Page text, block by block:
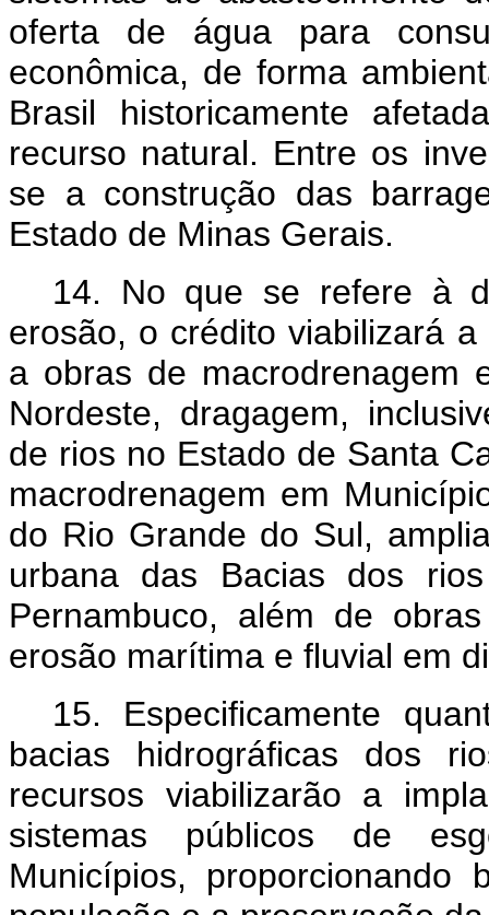
oferta de água para
econômica, de forma
Brasil historicamente
recurso natural. Entre os
se a construção das
Estado de Minas Gerais.
14. No que se refere à
erosão, o crédito viabilizará
a obras de macrodrenagem
Nordeste, dragagem,
de rios no Estado de Santa
macrodrenagem em
do Rio Grande do Sul,
urbana das Bacias dos
Pernambuco, além de
erosão marítima e fluvial em
15. Especificamente
bacias hidrográficas dos
recursos viabilizarão a
sistemas públicos de
Municípios,